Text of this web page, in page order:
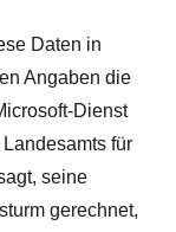
Daten in
Angaben die
Dienst
für
seine
gerechnet,